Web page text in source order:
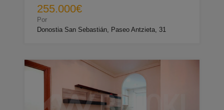
255.000€
Por
Donostia San Sebastián, Paseo Antzieta, 31